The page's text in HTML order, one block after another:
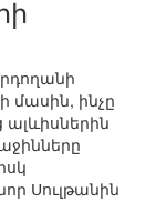
մասին, ինչը
Սուլթանին